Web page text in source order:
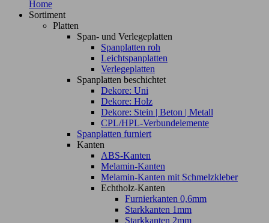
Home
Sortiment
Platten
Span- und Verlegeplatten
Spanplatten roh
Leichtspanplatten
Verlegeplatten
Spanplatten beschichtet
Dekore: Uni
Dekore: Holz
Dekore: Stein | Beton | Metall
CPL/HPL-Verbundelemente
Spanplatten furniert
Kanten
ABS-Kanten
Melamin-Kanten
Melamin-Kanten mit Schmelzkleber
Echtholz-Kanten
Furnierkanten 0,6mm
Starkkanten 1mm
Starkkanten 2mm